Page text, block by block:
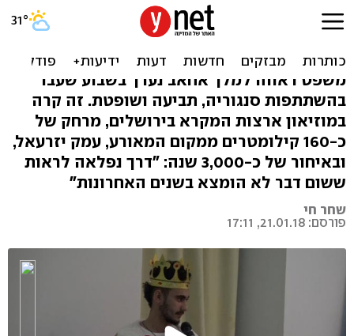
ריאליטי תנ"ך: האישה פשעה,
המנהיג נאשם
משפט ראווה למלך אחאב נערך בשבוע שעבר
בהשתתפות סנגוריה, תביעה ושופטת. זה קרה
במוזיאון ארצות המקרא בירושלים, מרחק של
כ-160 קילומטרים ממקום המאורע, עמק יזרעאל,
ובאיחור של כ-3,000 שנה: "דרך נפלאה לראות
ששום דבר לא הומצא בשנים האחרונות"
שחר חי
פורסם: 21.01.18, 17:11